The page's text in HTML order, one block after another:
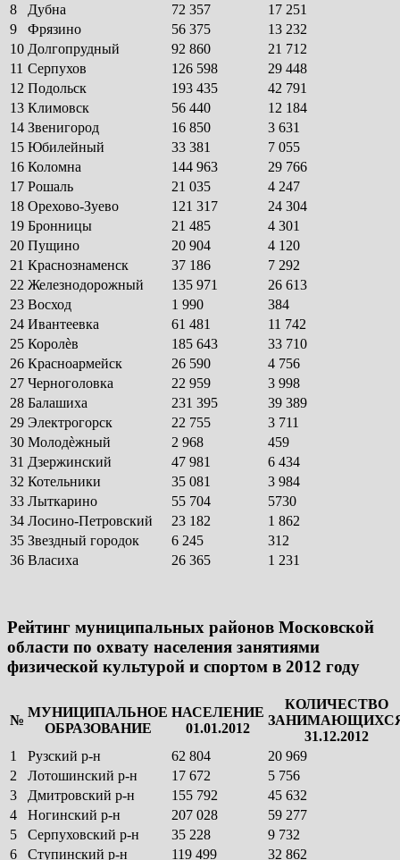
8
Дубна 72 357
17 251
9
Фрязино 56 375
13 232
10 Долгопрудный 92 860
21 712
11 Серпухов 126 598
29 448
12 Подольск 193 435
42 791
13 Климовск 56 440
12 184
14 Звенигород 16 850
3 631
15 Юбилейный 33 381
7 055
16 Коломна 144 963
29 766
17 Рошаль 21 035
4 247
18 Орехово-Зуево 121 317
24 304
19 Бронницы 21 485
4 301
20 Пущино 20 904
4 120
21 Краснознаменск 37 186
7 292
22 Железнодорожный 135 971
26 613
23 Восход 1 990
384
24 Ивантеевка 61 481
11 742
25 Королѐв 185 643
33 710
26 Красноармейск 26 590
4 756
27 Черноголовка 22 959
3 998
28 Балашиха 231 395
39 389
29 Электрогорск 22 755
3 711
30 Молодѐжный 2 968
459
31 Дзержинский 47 981
6 434
32 Котельники 35 081
3 984
33 Лыткарино 55 704
5730
34 Лосино-Петровский 23 182
1 862
35 Звездный городок 6 245
312
36 Власиха 26 365 1 231
Рейтинг муниципальных районов Московской
области по охвату населения занятиями
физической культурой и спортом в 2012 году
№
МУНИЦИПАЛЬНОЕ
ОБРАЗОВАНИЕ
НАСЕЛЕНИЕ
01.01.2012
КОЛИЧЕСТВО
31.12.2012
1
Рузский р-н 62 804
20 969
2
Лотошинский р-н 17 672
5 756
3
Дмитровский р-н 155 792
45 632
4
Ногинский р-н 207 028
59 277
5
Серпуховский р-н 35 228
9 732
6
Ступинский р-н 119 499 32 862